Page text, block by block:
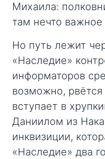
Михаила:
там нечто
Но путь лежит
«Наследие»
информаторов
возможно,
вступает в
Даниилом из
инквизиции,
«Наследие» два